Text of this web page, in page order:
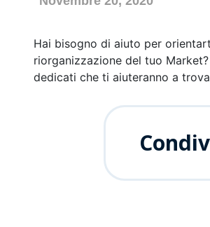
Clienti
Hai bisogno di aiuto per
riorganizzazione del tuo
dedicati che ti aiuteranno a